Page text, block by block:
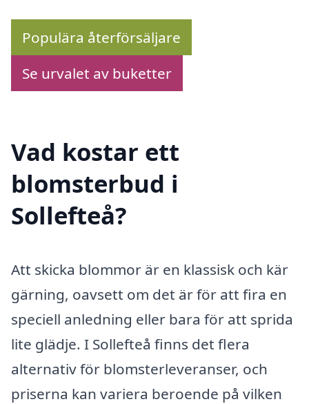
Populära återförsäljare
Se urvalet av buketter
Vad kostar ett
blomsterbud i
Sollefteå?
Att skicka blommor är en klassisk och kär
gärning, oavsett om det är för att fira en
speciell anledning eller bara för att sprida
lite glädje. I Sollefteå finns det flera
alternativ för blomsterleveranser, och
priserna kan variera beroende på vilken